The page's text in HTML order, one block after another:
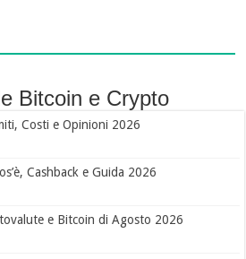
Bitcoin e Crypto
Costi e Opinioni 2026
Cashback e Guida 2026
e Bitcoin di Agosto 2026